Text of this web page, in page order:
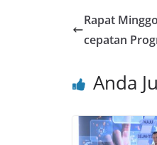
e
b
o
k
Rapat
cepatan
Anda